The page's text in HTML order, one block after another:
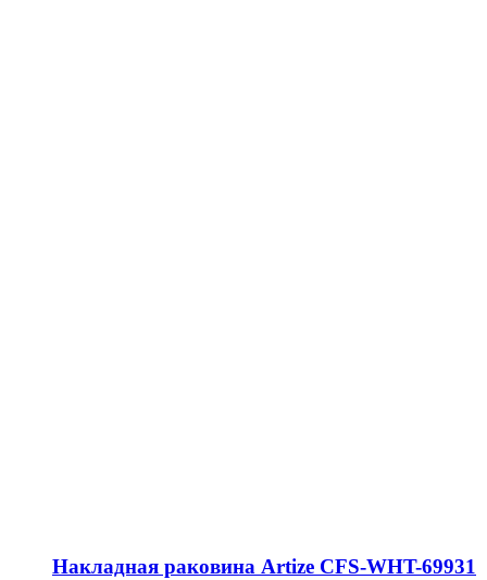
Накладная раковина Artize CFS-WHT-69931